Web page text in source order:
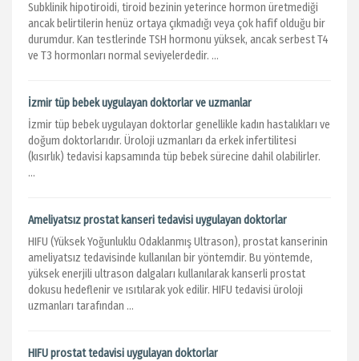
Subklinik hipotiroidi, tiroid bezinin yeterince hormon üretmediği
ancak belirtilerin henüz ortaya çıkmadığı veya çok hafif olduğu bir
durumdur. Kan testlerinde TSH hormonu yüksek, ancak serbest T4
ve T3 hormonları normal seviyelerdedir. ...
İzmir tüp bebek uygulayan doktorlar ve uzmanlar
İzmir tüp bebek uygulayan doktorlar genellikle kadın hastalıkları ve
doğum doktorlarıdır. Üroloji uzmanları da erkek infertilitesi
(kısırlık) tedavisi kapsamında tüp bebek sürecine dahil olabilirler.
...
Ameliyatsız prostat kanseri tedavisi uygulayan doktorlar
HIFU (Yüksek Yoğunluklu Odaklanmış Ultrason), prostat kanserinin
ameliyatsız tedavisinde kullanılan bir yöntemdir. Bu yöntemde,
yüksek enerjili ultrason dalgaları kullanılarak kanserli prostat
dokusu hedeflenir ve ısıtılarak yok edilir. HIFU tedavisi üroloji
uzmanları tarafından ...
HIFU prostat tedavisi uygulayan doktorlar